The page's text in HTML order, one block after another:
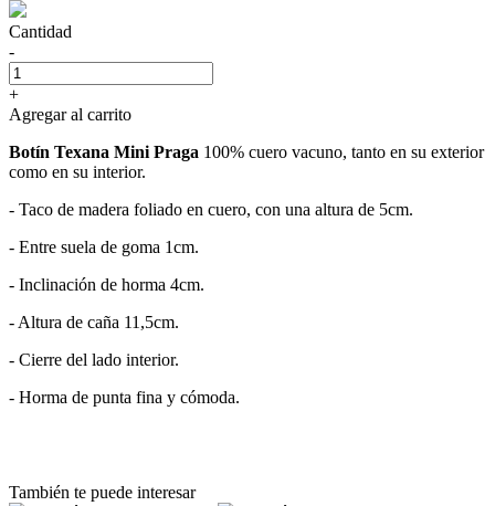
Cantidad
-
+
Agregar al carrito
Botín Texana Mini Praga 100% cuero vacuno, tanto en su exterior
como en su interior.
- Taco de madera foliado en cuero, con una altura de 5cm.
- Entre suela de goma 1cm.
- Inclinación de horma 4cm.
- Altura de caña 11,5cm.
- Cierre del lado interior.
- Horma de punta fina y cómoda.
También te puede interesar